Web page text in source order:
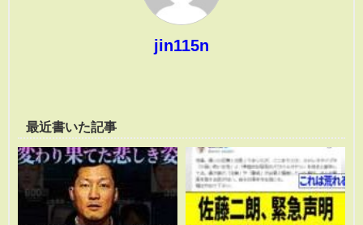
jin115n
最近書いた記事